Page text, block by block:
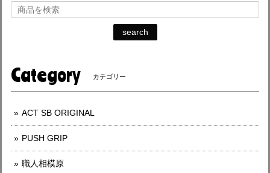
search
Category カテゴリー
ACT SB ORIGINAL
PUSH GRIP
職人相模原